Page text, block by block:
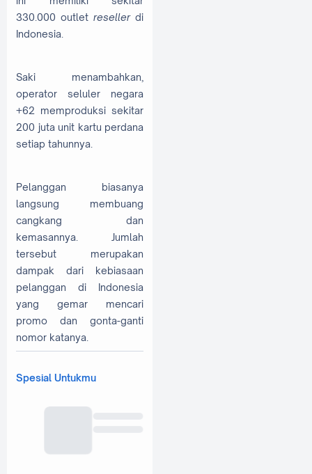
330.000 outlet resellerdi
Indonesia.
Saki menambahkan,
operator seluler negara
+62 memproduksi sekitar
200 juta unit kartu perdana
setiap tahunnya.
Pelanggan biasanya
langsung membuang
cangkang dan
kemasannya. Jumlah
tersebut merupakan
dampak dari kebiasaan
pelanggan di Indonesia
yang gemar mencari
promo dan gonta-ganti
nomor katanya.
Spesial Untukmu